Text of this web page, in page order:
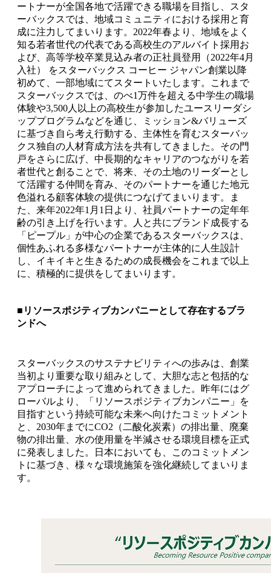
ートナーが全国各地で活躍できる職場を目指し、スタ
ーバックスでは、地域コミュニティにおける採用と育
成に注力してまいります。2022年春より、地域をよく
知る若者世代の代表である高校生のアルバイト採用お
よび、高等学校卒業見込み者の正社員登用（2022年4月
入社） をスターバックス コーヒー ジャパン創業以降
初めて、一部地域にてスタートいたします。これまで
スターバックスでは、のべ1万件を超える中学生の職場
体験や3,500人以上の高校生が参加したユースリーダシ
ッププログラムなどを通じ、ミッション&バリューズ
に基づき自ら考え行動する、主体性を育むスターバッ
クス独自の人材育成方法を共有してきました。その門
戸をさらに広げ、中長期的なキャリアのつながりを若
者世代と創ることで、将来、その土地のリーダーとし
て活躍する仲間を育み、そのパートナーを通じた地元
色溢れる顧客体験の提供につなげてまいります。ま
た、来年2022年1月1日より、社員パートナーの定年年
齢の引き上げを行います。人と共にブランド成長する
「ピープル」が中心の企業であるスターバックスは、
個性あふれる多様なパートナーが主体的に人生設計
し、イキイキと生きるための成長機会をこれまで以上
に、積極的に提供をしてまいります。
■リソースポジティブカンパニーとして存在するブラ
ンドへ
スターバックスのサステナビリティへの歩みは、創業
当初より重要な取り組みとして、大胆な志と包括的な
アプローチによって進められてきました。昨年にはグ
ローバルより、「リソースポジティブカンパニー」を
目指すという持続可能な未来へ向けたコミットメント
と、2030年までにCO2（二酸化炭素）の排出量、廃棄
物の排出量、水の使用量を半減させる環境目標を正式
に発表しました。日本においても、このコミットメン
トに基づき、様々な環境施策を強化継続してまいりま
す。